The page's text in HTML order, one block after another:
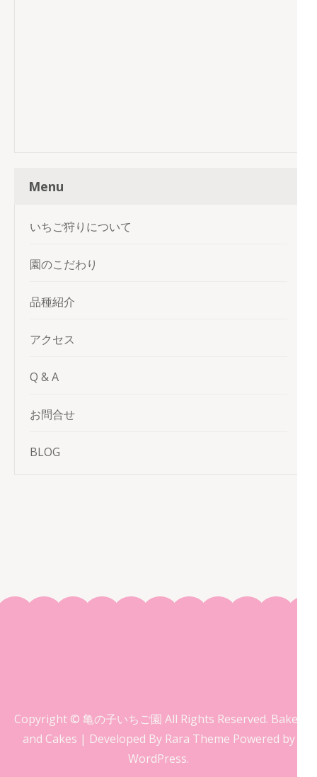
Menu
いちご狩りについて
園のこだわり
品種紹介
アクセス
Q & A
お問合せ
BLOG
Copyright © 亀の子いちご園 All Rights Reserved. Bakes
and Cakes | Developed By Rara Theme Powered by
WordPress.